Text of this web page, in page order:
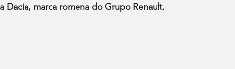
Dacia, marca romena do Grupo Renault.